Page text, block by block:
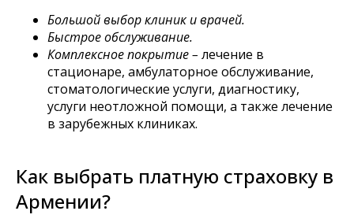
Большой выбор клиник и врачей.
Быстрое обслуживание.
Комплексное покрытие – лечение в
стационаре, амбулаторное обслуживание,
стоматологические услуги, диагностику,
услуги неотложной помощи, а также лечение
в зарубежных клиниках.
Как выбрать платную страховку в
Армении?